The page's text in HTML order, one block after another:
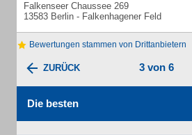
Falkenseer Chaussee 269
13583 Berlin - Falkenhagener Feld
Bewertungen stammen von Drittanbietern
ZURÜCK 3 von 6
Die besten